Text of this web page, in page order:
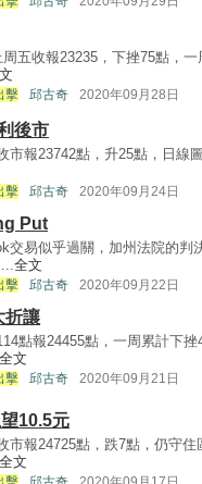
五收報23235，下挫75點，
擊 邱古奇 2020年09月28日
後市
市報23742點，升25點，日線
擊 邱古奇 2020年09月24日
Put
交易似乎過關，加州法院的判
全文
擊 邱古奇 2020年09月22日
折讓
點報24455點，一周累計下
全文
擊 邱古奇 2020年09月21日
10.5元
市報24725點，跌7點，仍守
全文